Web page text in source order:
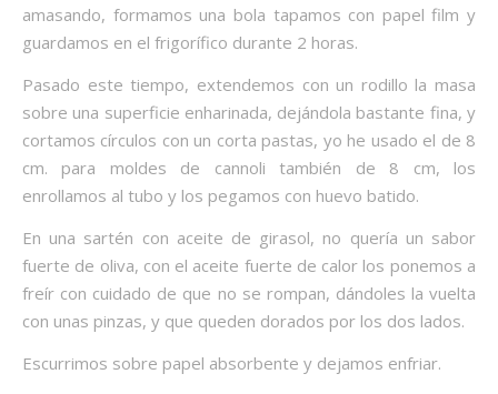
amasando, formamos una bola tapamos con papel film y
guardamos en el frigorífico durante 2 horas.
Pasado este tiempo, extendemos con un rodillo la masa
sobre una superficie enharinada, dejándola bastante fina, y
cortamos círculos con un corta pastas, yo he usado el de 8
cm. para moldes de cannoli también de 8 cm, los
enrollamos al tubo y los pegamos con huevo batido.
En una sartén con aceite de girasol, no quería un sabor
fuerte de oliva, con el aceite fuerte de calor los ponemos a
freír con cuidado de que no se rompan, dándoles la vuelta
con unas pinzas, y que queden dorados por los dos lados.
Escurrimos sobre papel absorbente y dejamos enfriar.